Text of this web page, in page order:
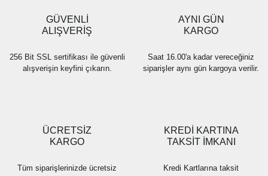
Ürün fiyatı diğer sitelerden daha pahalı.
Bu ürüne benzer farklı alternatifler olmalı.
GÜVENLİ
ALIŞVERİŞ
256 Bit SSL sertifikası ile güvenli
alışverişin keyfini çıkarın.
AYNI GÜN
KARGO
Saat 16.00'a kadar vereceğiniz
siparişler aynı gün kargoya verilir.
ÜCRETSİZ
KARGO
Tüm siparişlerinizde ücretsiz
KREDİ KARTINA
TAKSİT İMKANI
Kredi Kartlarına taksit